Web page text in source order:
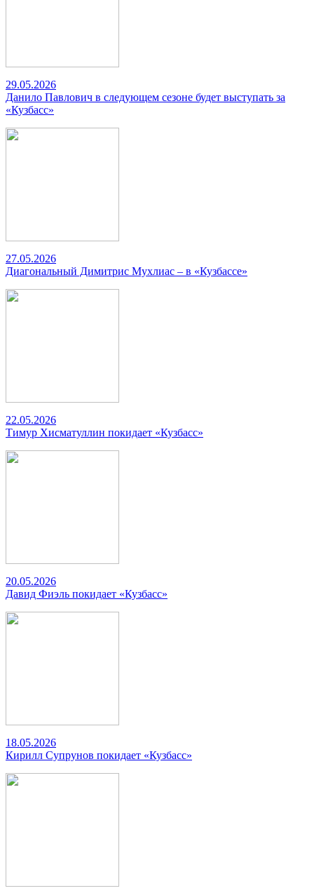
29.05.2026
Данило Павлович в следующем сезоне будет выступать за
«Кузбасс»
27.05.2026
Диагональный Димитрис Мухлиас – в «Кузбассе»
22.05.2026
Тимур Хисматуллин покидает «Кузбасс»
20.05.2026
Давид Фиэль покидает «Кузбасс»
18.05.2026
Кирилл Супрунов покидает «Кузбасс»